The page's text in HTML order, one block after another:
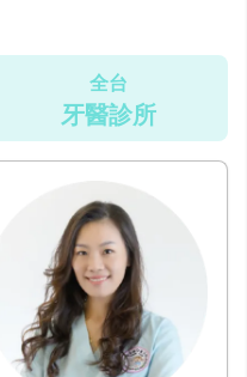
全台
牙醫診所